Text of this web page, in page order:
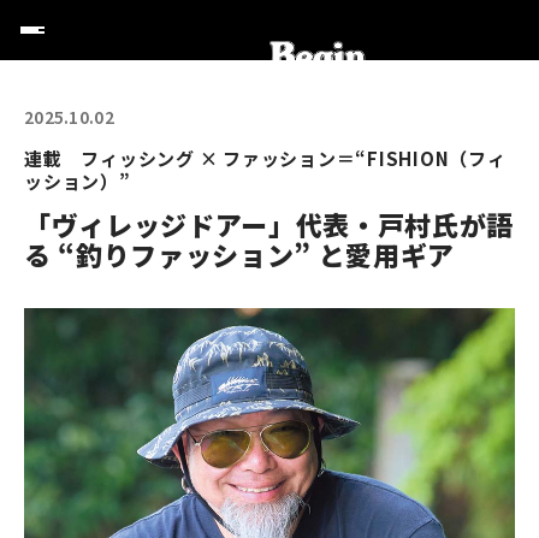
2025.10.02
連載 フィッシング × ファッション＝“FISHION（フィ
ッション）”
「ヴィレッジドアー」代表・戸村氏が語
る “釣りファッション” と愛用ギア